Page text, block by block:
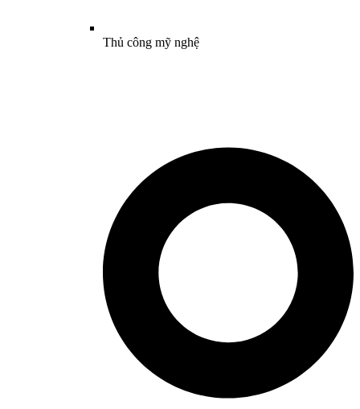
Thủ công mỹ nghệ